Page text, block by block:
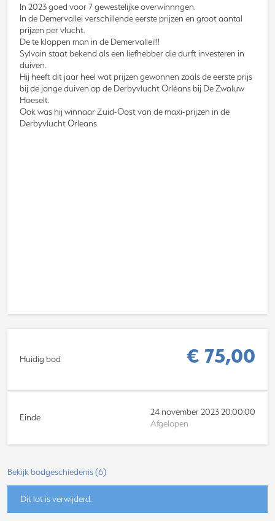
In 2023 goed voor 7 gewestelijke overwinnngen.
In de Demervallei verschillende eerste prijzen en groot aantal
prijzen per vlucht.
De te kloppen man in de Demervallei!!!
Sylvain staat bekend als een liefhebber die durft investeren in
duiven.
Hij heeft dit jaar heel wat prijzen gewonnen zoals de eerste prijs
bij de jonge duiven op de Derbyvlucht Orléans bij De Zwaluw
Hoeselt.
Ook was hij winnaar Zuid-Oost van de maxi-prijzen in de
Derbyvlucht Orleans
Huidig bod € 75,00
Einde
24 november 2023 20:00:00
Afgelopen
Bekijk bodgeschiedenis(6)
Dit lot is verwijderd.